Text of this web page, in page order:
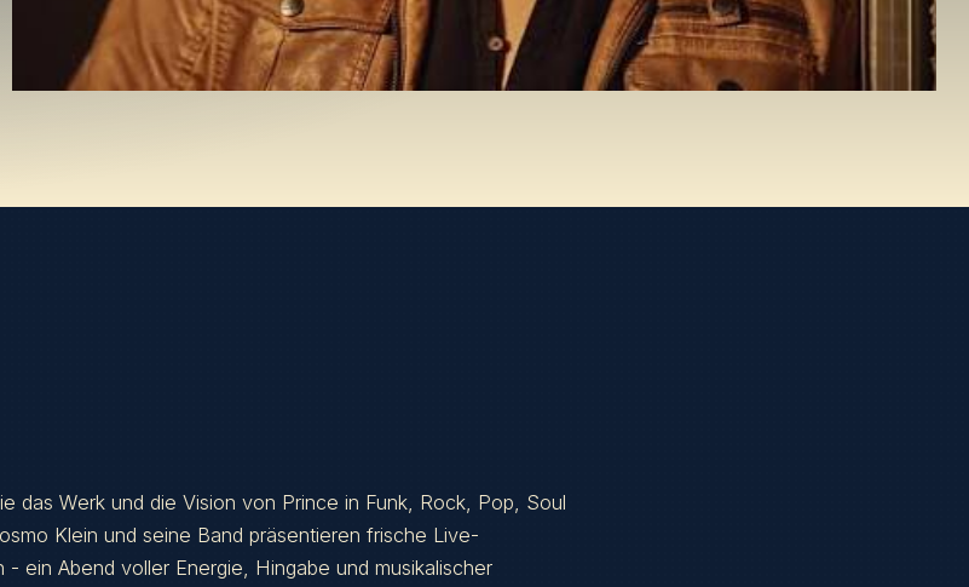
das Werk und die Vision von Prince in Funk, Rock, Pop, Soul
Klein und seine Band präsentieren frische Live-
- ein Abend voller Energie, Hingabe und musikalischer